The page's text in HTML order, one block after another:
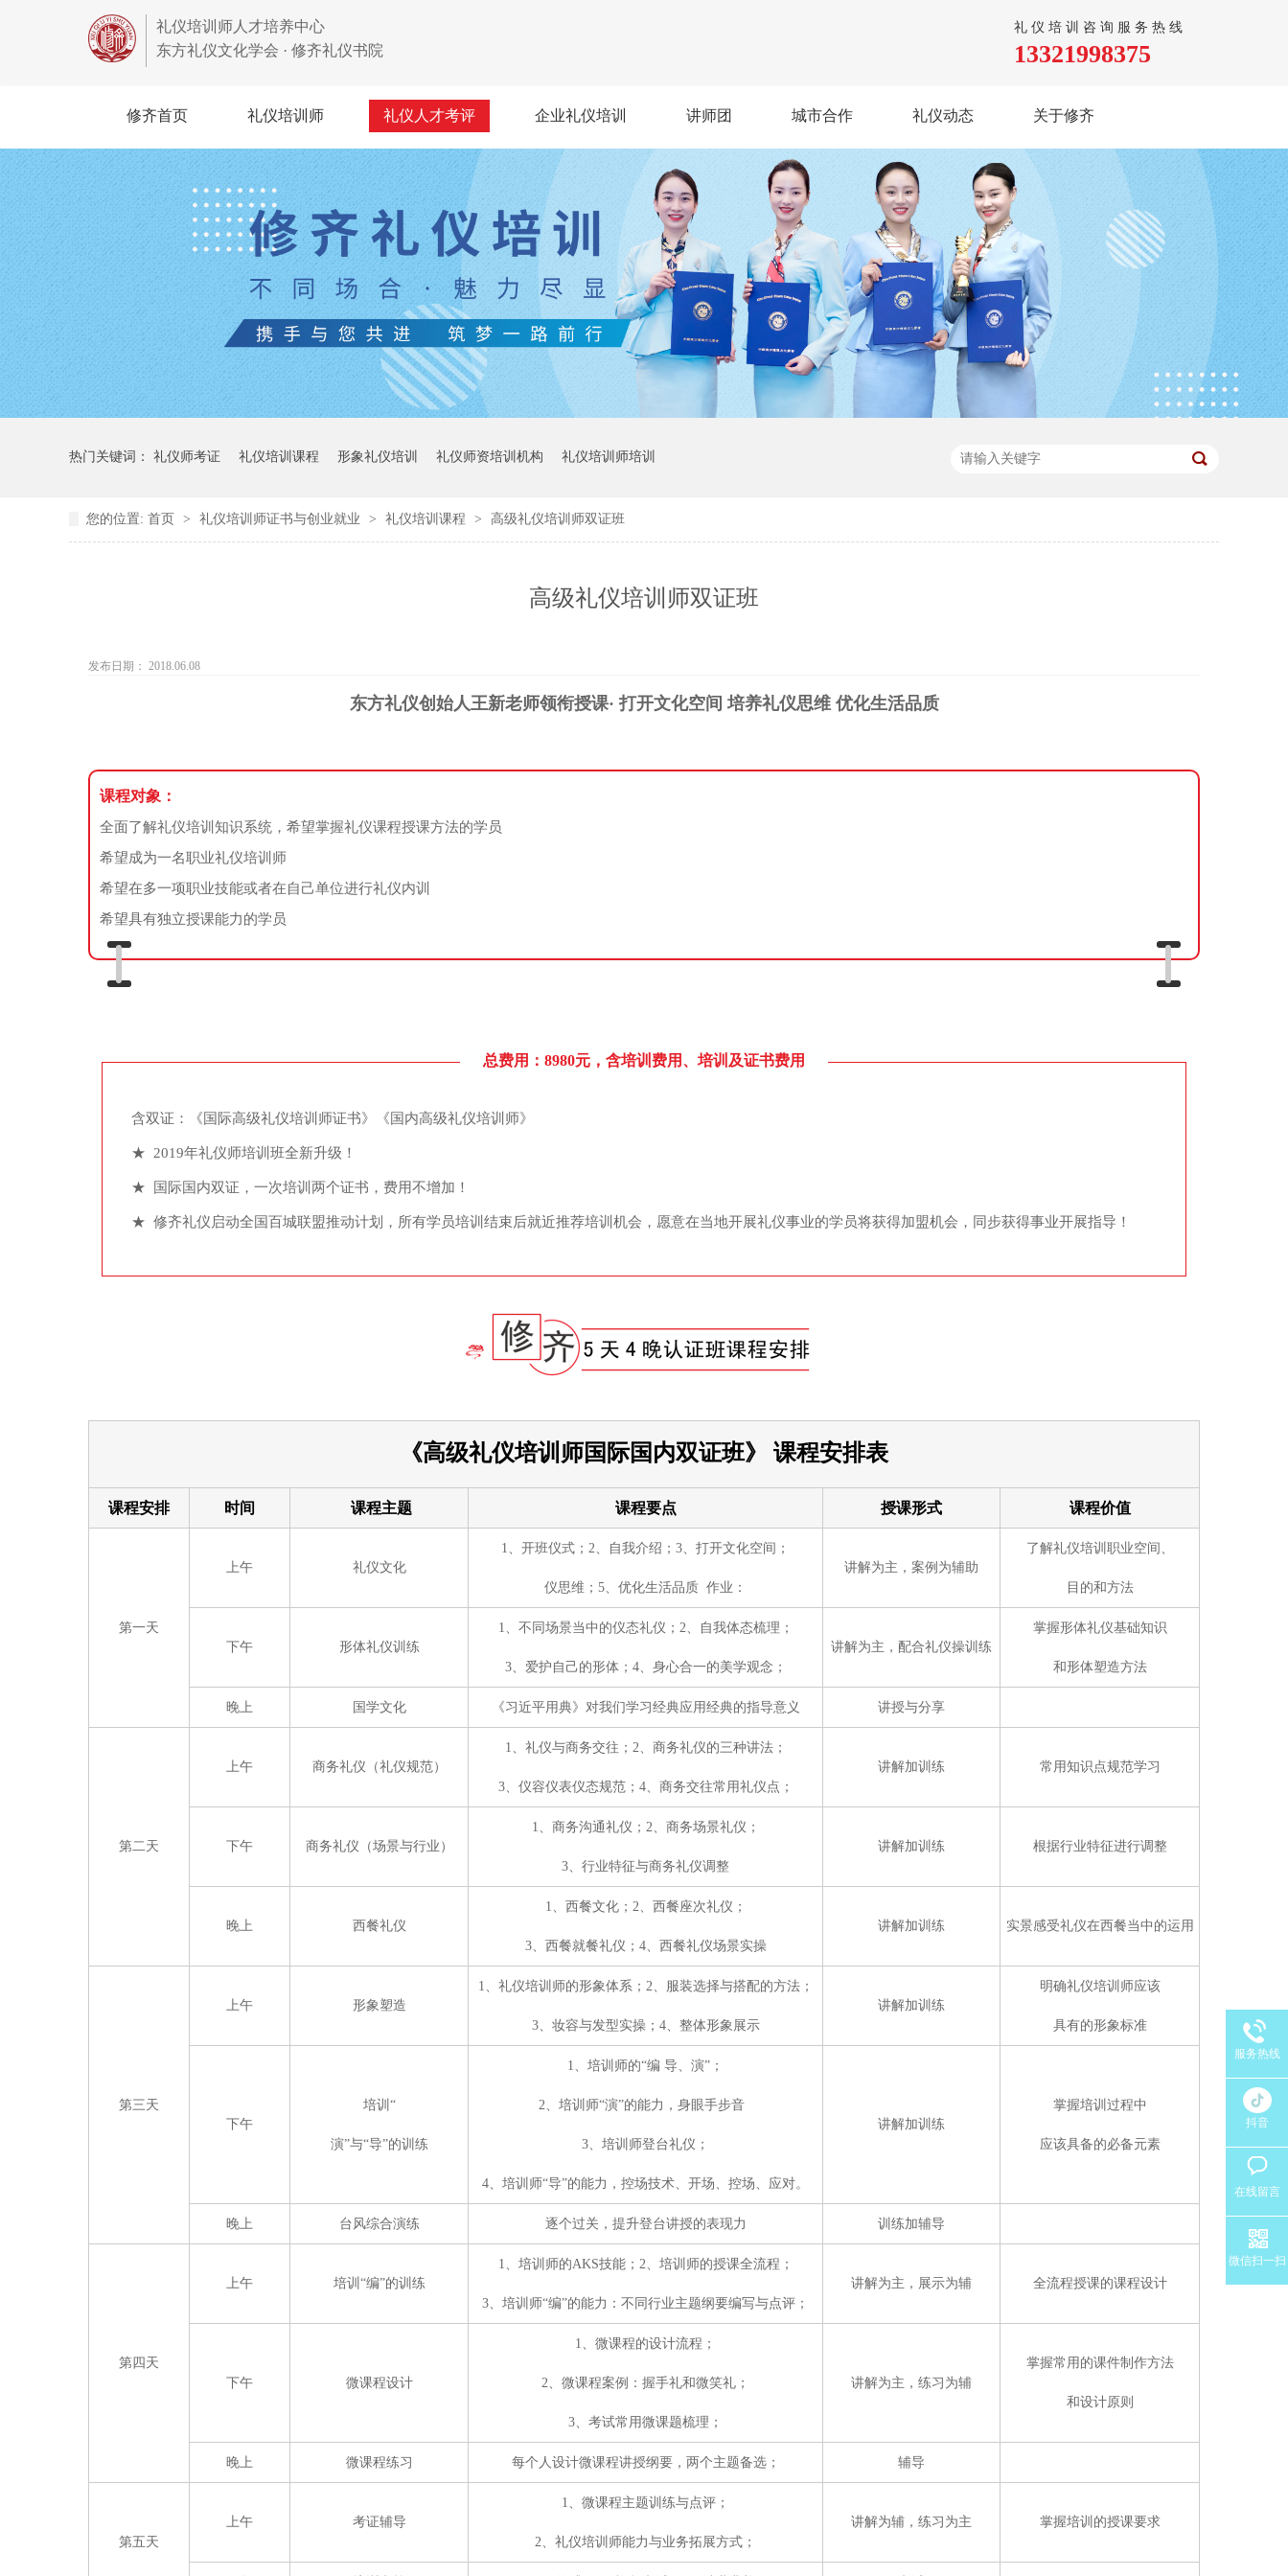
礼仪培训师人才培养中心
东方礼仪文化学会 · 修齐礼仪书院
礼仪培训咨询服务热线
13321998375
修齐首页 礼仪培训师 礼仪人才考评 企业礼仪培训 讲师团 城市合作 礼仪动态 关于修齐
热门关键词： 礼仪师考证 礼仪培训课程 形象礼仪培训 礼仪师资培训机构 礼仪培训师培训
您的位置: 首页 > 礼仪培训师证书与创业就业 > 礼仪培训课程 > 高级礼仪培训师双证班
高级礼仪培训师双证班
发布日期： 2018.06.08
东方礼仪创始人王新老师领衔授课· 打开文化空间 培养礼仪思维 优化生活品质
课程对象：
全面了解礼仪培训知识系统，希望掌握礼仪课程授课方法的学员
希望成为一名职业礼仪培训师
希望在多一项职业技能或者在自己单位进行礼仪内训
希望具有独立授课能力的学员
总费用：8980元，含培训费用、培训及证书费用
含双证：《国际高级礼仪培训师证书》《国内高级礼仪培训师》
★ 2019年礼仪师培训班全新升级！
★ 国际国内双证，一次培训两个证书，费用不增加！
★ 修齐礼仪启动全国百城联盟推动计划，所有学员培训结束后就近推荐培训机会，愿意在当地开展礼仪事业的学员将获得加盟机会，同步获得事业开展指导！
《高级礼仪培训师国际国内双证班》 课程安排表
课程安排 时间 课程主题 课程要点 授课形式 课程价值
第一天
上午 礼仪文化
1、开班仪式；2、自我介绍；3、打开文化空间；
仪思维；5、优化生活品质 作业：
讲解为主，案例为辅助
了解礼仪培训职业空间、
目的和方法
下午 形体礼仪训练
1、不同场景当中的仪态礼仪；2、自我体态梳理；
3、爱护自己的形体；4、身心合一的美学观念；
讲解为主，配合礼仪操训练
掌握形体礼仪基础知识
和形体塑造方法
晚上 国学文化 《习近平用典》对我们学习经典应用经典的指导意义 讲授与分享
第二天
上午 商务礼仪（礼仪规范）
1、礼仪与商务交往；2、商务礼仪的三种讲法；
3、仪容仪表仪态规范；4、商务交往常用礼仪点；
讲解加训练 常用知识点规范学习
下午 商务礼仪（场景与行业）
1、商务沟通礼仪；2、商务场景礼仪；
3、行业特征与商务礼仪调整
讲解加训练 根据行业特征进行调整
晚上 西餐礼仪
1、西餐文化；2、西餐座次礼仪；
3、西餐就餐礼仪；4、西餐礼仪场景实操
讲解加训练 实景感受礼仪在西餐当中的运用
第三天
上午 形象塑造
1、礼仪培训师的形象体系；2、服装选择与搭配的方法；
3、妆容与发型实操；4、整体形象展示
讲解加训练
明确礼仪培训师应该
具有的形象标准
下午
培训“
演”与“导”的训练
1、培训师的“编 导、演”；
2、培训师“演”的能力，身眼手步音
3、培训师登台礼仪；
4、培训师“导”的能力，控场技术、开场、控场、应对。
讲解加训练
掌握培训过程中
应该具备的必备元素
晚上 台风综合演练 逐个过关，提升登台讲授的表现力 训练加辅导
第四天
上午 培训“编”的训练
1、培训师的AKS技能；2、培训师的授课全流程；
3、培训师“编”的能力：不同行业主题纲要编写与点评；
讲解为主，展示为辅 全流程授课的课程设计
下午 微课程设计
1、微课程的设计流程；
2、微课程案例：握手礼和微笑礼；
3、考试常用微课题梳理；
讲解为主，练习为辅
掌握常用的课件制作方法
和设计原则
晚上 微课程练习 每个人设计微课程讲授纲要，两个主题备选； 辅导
第五天
上午 考证辅导
1、微课程主题训练与点评；
2、礼仪培训师能力与业务拓展方式；
讲解为辅，练习为主 掌握培训的授课要求
服务热线
抖音
在线留言
微信扫一扫